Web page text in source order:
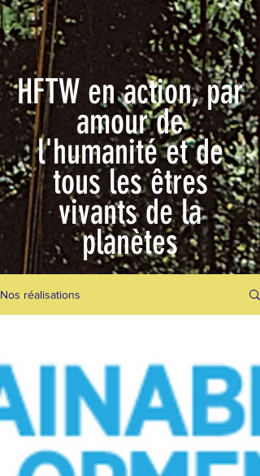
HFTW en action, par
amour de
l'humanité et de
tous les êtres
vivants de la
planètes
Nos réalisations